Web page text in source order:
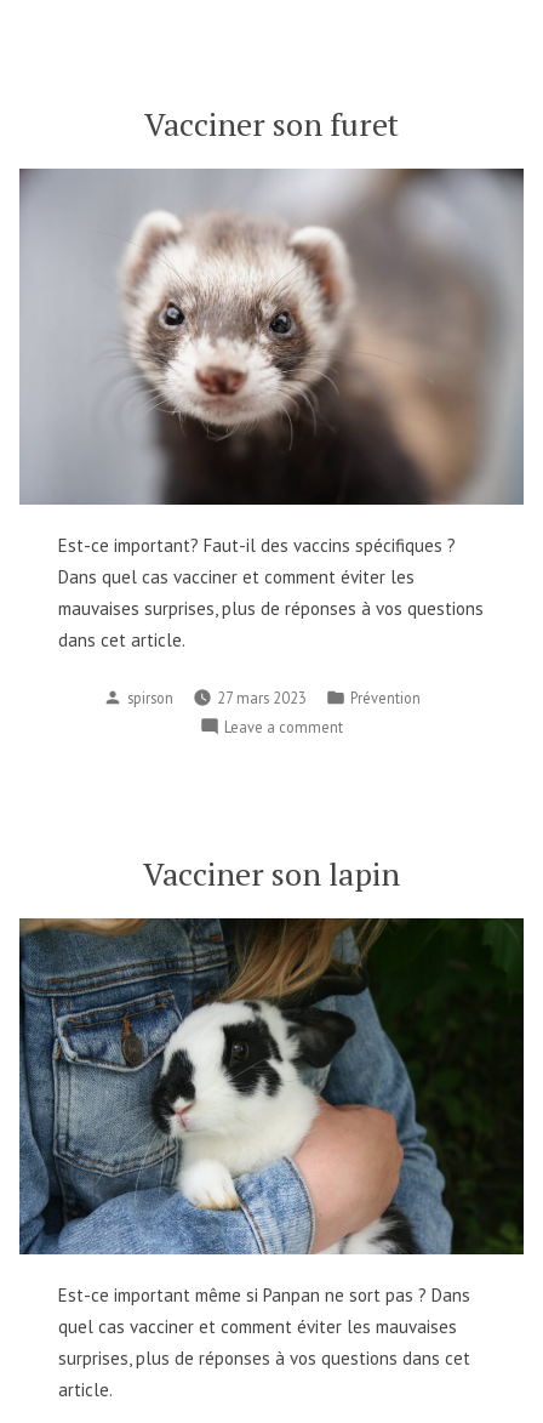
Vacciner son furet
Est-ce important? Faut-il des vaccins spécifiques ?
Dans quel cas vacciner et comment éviter les
mauvaises surprises, plus de réponses à vos questions
dans cet article.
spirson 27 mars 2023
Prévention
Leave a comment
Vacciner son lapin
Est-ce important même si Panpan ne sort pas ? Dans
quel cas vacciner et comment éviter les mauvaises
surprises, plus de réponses à vos questions dans cet
article.